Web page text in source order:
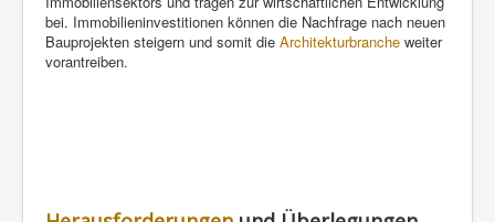
bei. Immobilieninvestitionen können die Nachfrage nach neuen
Bauprojekten steigern und somit die Architekturbranche weiter
vorantreiben.